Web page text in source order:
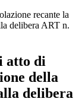
recante la
delibera ART n.
atto di
della
delibera